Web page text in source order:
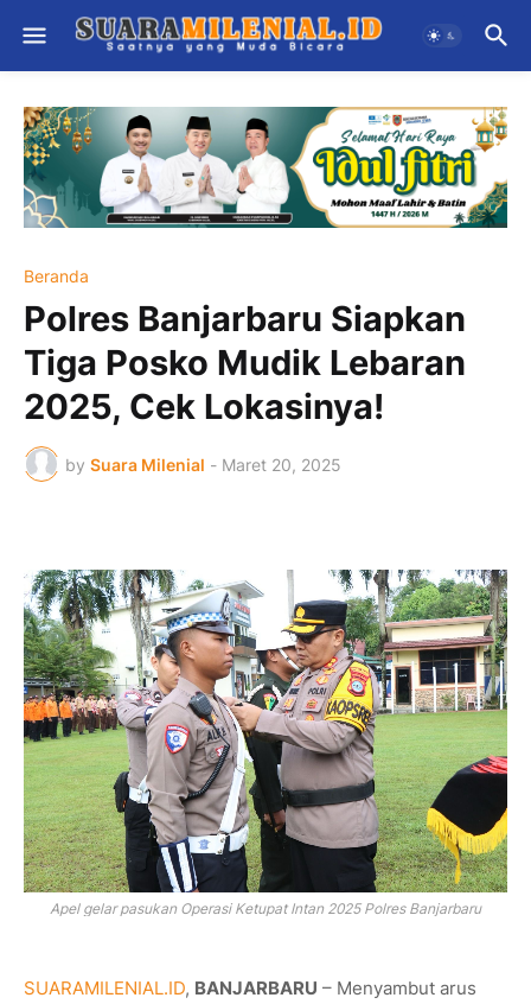
Beranda
Polres Banjarbaru Siapkan
Tiga Posko Mudik Lebaran
2025, Cek Lokasinya!
by Suara Milenial - Maret 20, 2025
Apel gelar pasukan Operasi Ketupat Intan 2025 Polres Banjarbaru
SUARAMILENIAL.ID, BANJARBARU – Menyambut arus